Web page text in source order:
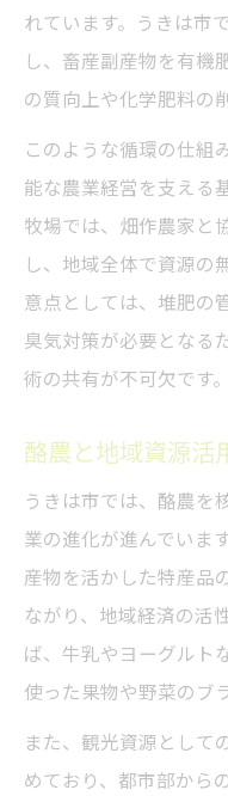
れています。うきは市
し、畜産副産物を有機
の質向上や化学肥料の
このような循環の仕組
能な農業経営を支える
牧場では、畑作農家と
し、地域全体で資源の
意点としては、堆肥の
臭気対策が必要となる
術の共有が不可欠です。
酪農と地域資源活
うきは市では、酪農を
業の進化が進んでいま
産物を活かした特産品
ながり、地域経済の活
ば、牛乳やヨーグルト
使った果物や野菜のブ
また、観光資源として
めており、都市部から